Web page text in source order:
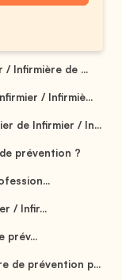
/ Infirmière de ...
/ Infirmiè...
de Infirmier / In...
prévention ?
/ Infir...
prév...
de prévention p...